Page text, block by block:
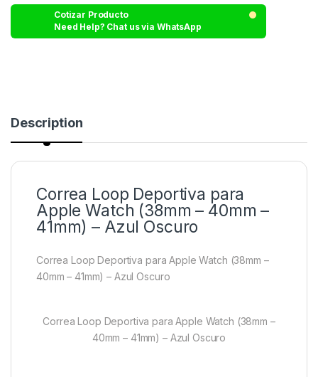
Cotizar Producto
Need Help? Chat us via WhatsApp
Description
Correa Loop Deportiva para
Apple Watch (38mm – 40mm –
41mm) – Azul Oscuro
Correa Loop Deportiva para Apple Watch (38mm –
40mm – 41mm) – Azul Oscuro
Correa Loop Deportiva para Apple Watch (38mm –
40mm – 41mm) – Azul Oscuro